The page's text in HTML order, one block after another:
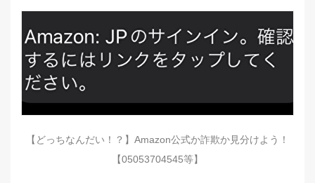
【どっちなんだい！？】Amazon公式か詐欺か見分けよう！
【05053704545等】